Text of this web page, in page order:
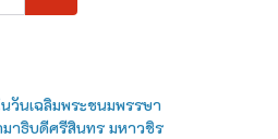
วันเฉลิมพระชนมพรรษา
มาธิบดีศรีสินทร มหาวชิร